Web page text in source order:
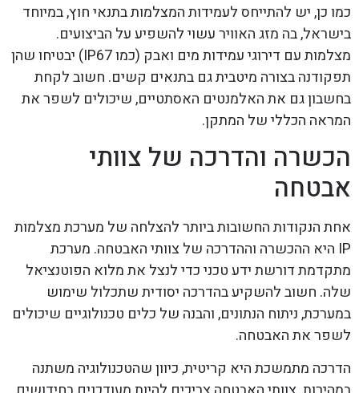
כמו כן, יש להתייחס לעמידות המצלמות בתנאי חוץ, במיוחד
בישראל, בה מזג האוויר עשוי להשפיע על הביצועים.
מצלמות עם דירוגי עמידות מים ואבק (כמו IP67) יבטיחו שהן
תפקודנה בצורה מיטבית גם בתנאים קשים. חשוב לקחת
בחשבון גם את האלמנטים האסתטיים, שיכולים לשפר את
המראה הכללי של המתקן.
הכשרה והדרכה של צוותי
אבטחה
אחת הנקודות החשובות ביותר להצלחה של מערכת מצלמות
IP היא ההכשרה וההדרכה של צוותי האבטחה. מערכת
מתקדמת דורשת ידע טכני כדי לנצל את מלוא הפוטנציאל
שלה. חשוב להשקיע בהדרכה יסודית שתכלול שימוש
במערכת, ניתוח הנתונים, והבנה של כלים טכנולוגיים שיכולים
לשפר את האבטחה.
הדרכה מתמשכת היא קריטית, כיוון שהטכנולוגיה משתנה